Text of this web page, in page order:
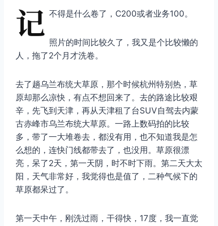
记 不得是什么卷了，C200或者业务100。
照片的时间比较久了，我又是个比较懒的
人，拖了2个月才洗卷。
去了趟乌兰布统大草原，那个时候杭州特别热，草
原却那么凉快，有点不想回来了。去的路途比较艰
辛，先飞到天津，再从天津租了台SUV自驾去内蒙
古赤峰市乌兰布统大草原。一路上数码拍的比较
多，带了一大堆卷去，都没有用，也不知道我是怎
么想的，连快门线都带去了，也没用。草原很漂
亮，呆了2天，第一天阴，时不时下雨。第二天大太
阳，天气非常好，我觉得也是值了，二种气候下的
草原都呆过了。
第一天中午，刚洗过雨，干得快，17度，我一直觉